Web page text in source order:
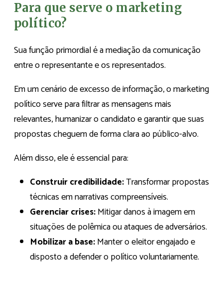
Para que serve o marketing
político?
Sua função primordial é a mediação da comunicação
entre o representante e os representados.
Em um cenário de excesso de informação, o marketing
político serve para filtrar as mensagens mais
relevantes, humanizar o candidato e garantir que suas
propostas cheguem de forma clara ao público-alvo.
Além disso, ele é essencial para:
Construir credibilidade:Transformar propostas
técnicas em narrativas compreensíveis.
Gerenciar crises:Mitigar danos à imagem em
situações de polêmica ou ataques de adversários.
Mobilizar a base:Manter o eleitor engajado e
disposto a defender o político voluntariamente.